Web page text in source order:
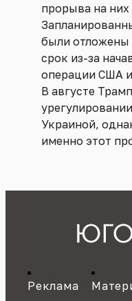
прорыва на них
были отложены
срок из-за
операции США
В августе Трамп
Украиной,
именно этот
Реклама